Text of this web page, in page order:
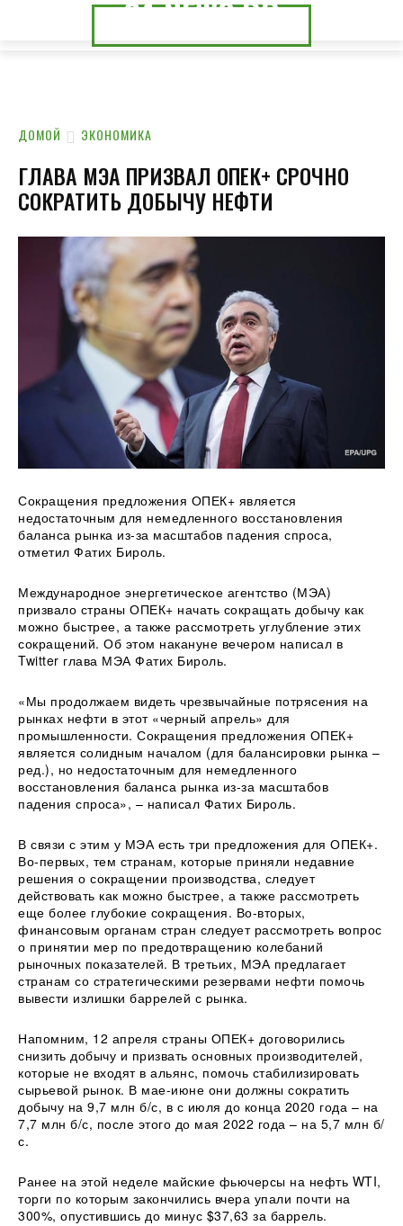
24.NEWS.CK
24.NEWS.DP
ДОМОЙ ЭКОНОМИКА
ГЛАВА МЭА ПРИЗВАЛ ОПЕК+ СРОЧНО
СОКРАТИТЬ ДОБЫЧУ НЕФТИ
Сокращения предложения ОПЕК+ является
недостаточным для немедленного восстановления
баланса рынка из-за масштабов падения спроса,
отметил Фатих Бироль.
Международное энергетическое агентство (МЭА)
призвало страны ОПЕК+ начать сокращать добычу как
можно быстрее, а также рассмотреть углубление этих
сокращений. Об этом накануне вечером написал в
Twitter глава МЭА Фатих Бироль.
«Мы продолжаем видеть чрезвычайные потрясения на
рынках нефти в этот «черный апрель» для
промышленности. Сокращения предложения ОПЕК+
является солидным началом (для балансировки рынка –
ред.), но недостаточным для немедленного
восстановления баланса рынка из-за масштабов
падения спроса», – написал Фатих Бироль.
В связи с этим у МЭА есть три предложения для ОПЕК+.
Во-первых, тем странам, которые приняли недавние
решения о сокращении производства, следует
действовать как можно быстрее, а также рассмотреть
еще более глубокие сокращения. Во-вторых,
финансовым органам стран следует рассмотреть вопрос
о принятии мер по предотвращению колебаний
рыночных показателей. В третьих, МЭА предлагает
странам со стратегическими резервами нефти помочь
вывести излишки баррелей с рынка.
Напомним, 12 апреля страны ОПЕК+ договорились
снизить добычу и призвать основных производителей,
которые не входят в альянс, помочь стабилизировать
сырьевой рынок. В мае-июне они должны сократить
добычу на 9,7 млн б/с, в с июля до конца 2020 года – на
7,7 млн б/с, после этого до мая 2022 года – на 5,7 млн б/
с.
Ранее на этой неделе майские фьючерсы на нефть WTI,
торги по которым закончились вчера упали почти на
300%, опустившись до минус $37,63 за баррель.